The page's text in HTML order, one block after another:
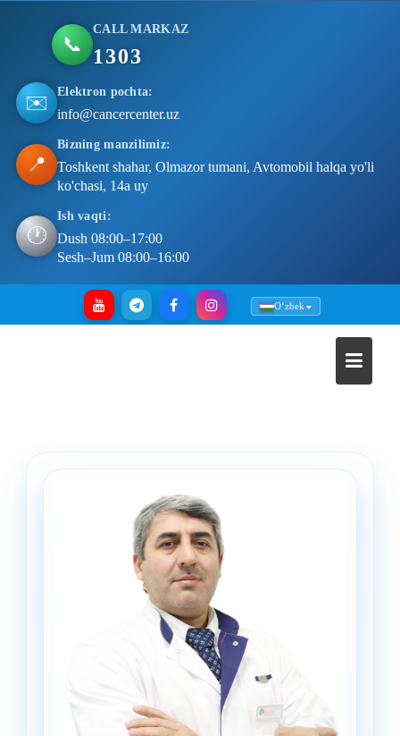
📞
CALL MARKAZ
1303
✉️ Elektron pochta:
info@cancercenter.uz
📍
Bizning manzilimiz:
Toshkent shahar, Olmazor tumani, Avtomobil halqa yo'li
ko'chasi, 14a uy
🕐
Ish vaqti:
Dush 08:00–17:00
Sesh–Jum 08:00–16:00
Oʻzbek